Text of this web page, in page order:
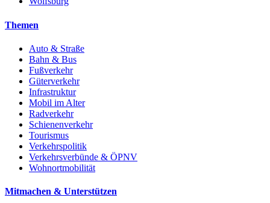
Themen
Auto & Straße
Bahn & Bus
Fußverkehr
Güterverkehr
Infrastruktur
Mobil im Alter
Radverkehr
Schienenverkehr
Tourismus
Verkehrspolitik
Verkehrsverbünde & ÖPNV
Wohnortmobilität
Mitmachen & Unterstützen